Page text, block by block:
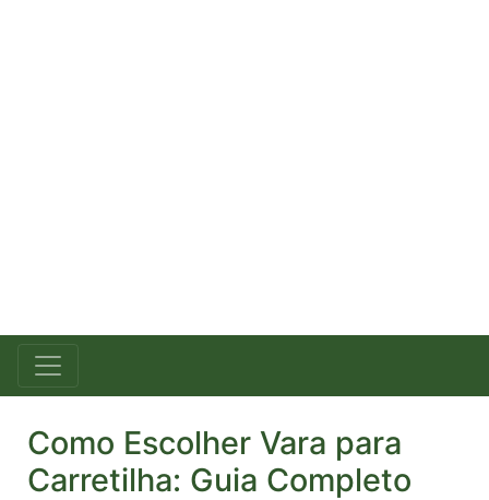
Como Escolher Vara para
Carretilha: Guia Completo